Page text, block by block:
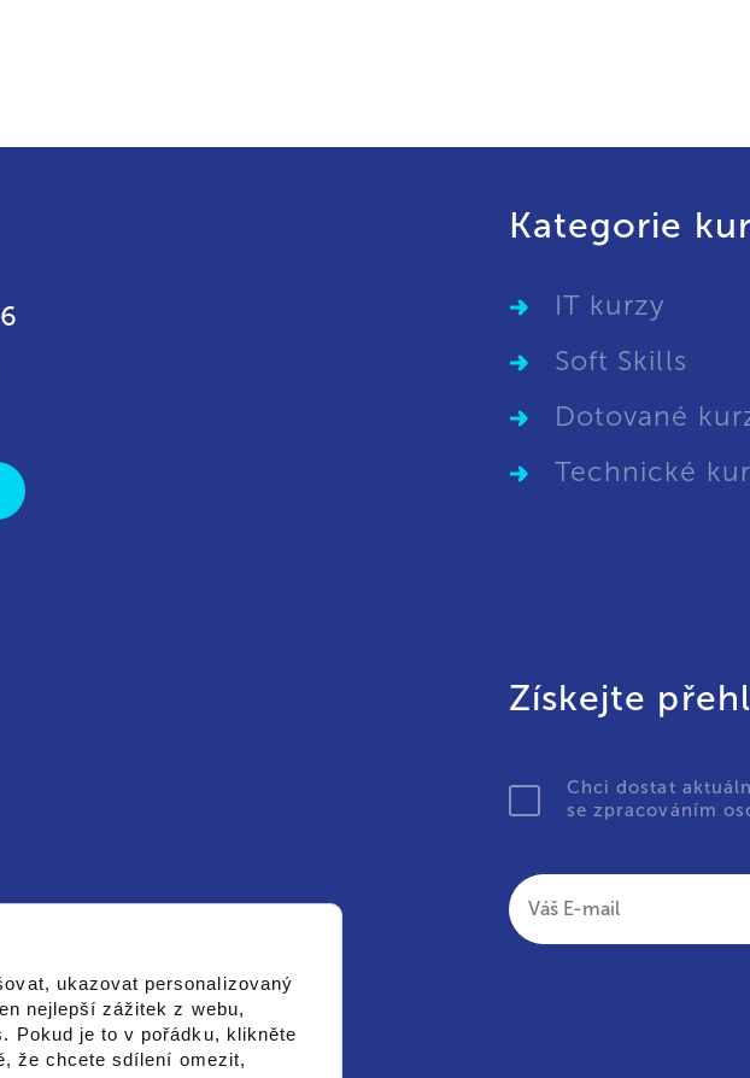
Kategorie
IT kurzy
Soft Skills
Dotované
Technické
Získejte
Chci dostat
se zpracováním
ukazovat personalizovaný
nejlepší zážitek z webu,
Pokud je to v pořádku, klikněte
že chcete sdílení omezit,